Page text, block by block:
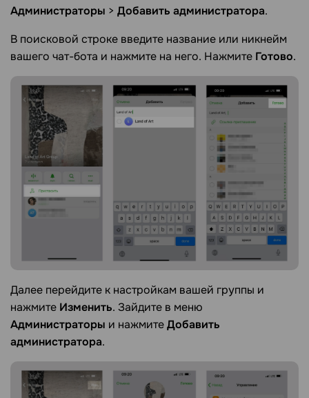
Администраторы > Добавить администратора.
В поисковой строке введите название или никнейм
вашего чат-бота и нажмите на него. Нажмите Готово.
Далее перейдите к настройкам вашей группы и
нажмите Изменить. Зайдите в меню
Администраторы и нажмитеДобавить
администратора.